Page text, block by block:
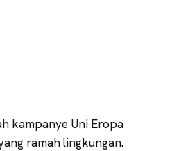
kampanye Uni Eropa
ramah lingkungan.